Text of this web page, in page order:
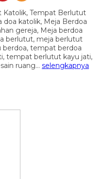
Katolik, Tempat Berlutut
doa katolik, Meja Berdoa
gereja, Meja berdoa
berlutut, meja berlutut
tempat berdoa
tempat berlutut kayu jati,
ruang… selengkapnya